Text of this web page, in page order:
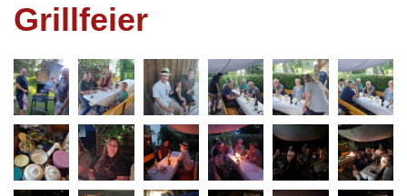
Grillfeier